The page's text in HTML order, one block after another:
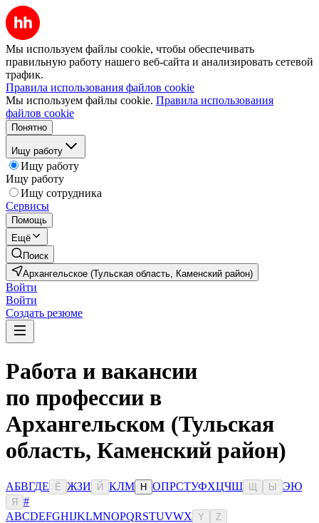
Мы используем файлы cookie, чтобы обеспечивать
правильную работу нашего веб-сайта и анализировать сетевой
трафик.
Правила использования файлов cookie
Мы используем файлы cookie. Правила использования
файлов cookie
Понятно
Ищу работу
Ищу работу
Ищу работу
Ищу сотрудника
Сервисы
Помощь
Ещё
Поиск
Архангельское (Тульская область, Каменский район)
Войти
Войти
Создать резюме
Работа и вакансии
по профессии в
Архангельском (Тульская
область, Каменский район)
АБВГДЕ Ё ЖЗИ Й КЛМ Н ОПРСТУФХЦЧШ Ы ЭЮ
Я
#
ABCDEFGHIJKLMNOPQRSTUVWX Y Z